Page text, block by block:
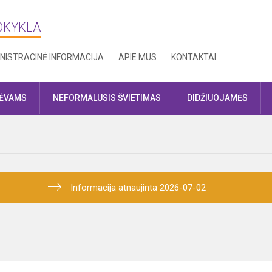
INFORMACIJA APIE MUS KONTAKTAI
NEFORMALUSIS ŠVIETIMAS DIDŽIUOJAMĖS
Informacija atnaujinta 2026-07-02